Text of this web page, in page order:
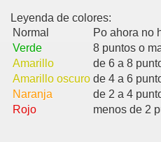
Leyenda de colores:
Normal
Po ahora no
Verde
8 puntos o
Amarillo
de 6 a 8
Amarillo oscuro de 4 a 6
Naranja
de 2 a 4
Rojo
menos de 2